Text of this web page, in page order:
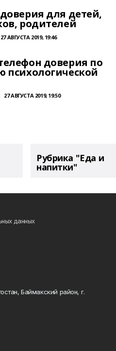
для детей,
родителей
27 АВГУСТА 2019, 19:46
доверия по
психологической
27 АВГУСТА 2019, 19:50
Рубрика "Еда и
напитки"
данных
Баймакский район, г.